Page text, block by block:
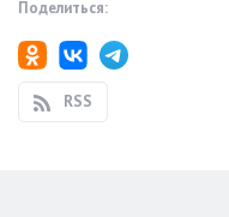
Поделиться:
RSS